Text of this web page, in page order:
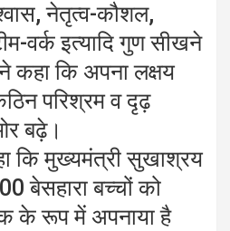
नेतृत्व-कौशल,
वर्क इत्यादि गुण सीखने
कहा कि अपना लक्षय
परिश्रम व दृढ़
बढ़े।
कि मुख्यमंत्री सुखाश्रय
बेसहारा बच्चों को
के रूप में अपनाया है